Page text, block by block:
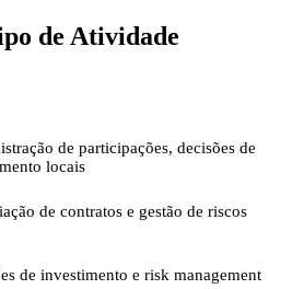
de Atividade
de participações, decisões de
locais
de contratos e gestão de riscos
de investimento e risk management